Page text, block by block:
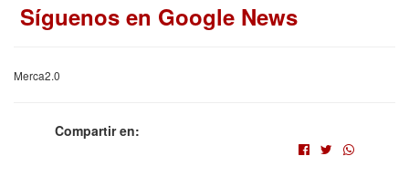
Síguenos en Google News
Merca2.0
Compartir en: